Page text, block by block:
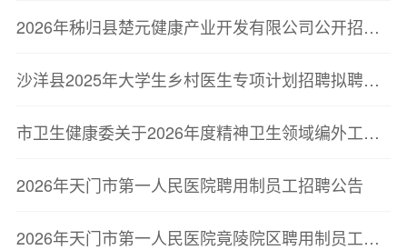
2026年秭归县楚元健康产业开发有限公司公开招聘人员面试成绩公告
沙洋县2025年大学生乡村医生专项计划招聘拟聘用人员公示(二)
市卫生健康委关于2026年度精神卫生领域编外工作人员专项招聘岗位调整公告
2026年天门市第一人民医院聘用制员工招聘公告
2026年天门市第一人民医院竟陵院区聘用制员工招聘公告